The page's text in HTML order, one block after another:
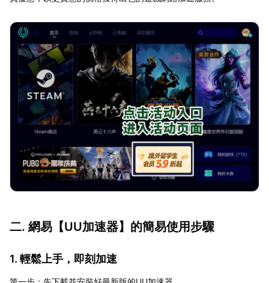
二. 網易【UU加速器】的簡易使用步驟
1. 輕鬆上手，即刻加速